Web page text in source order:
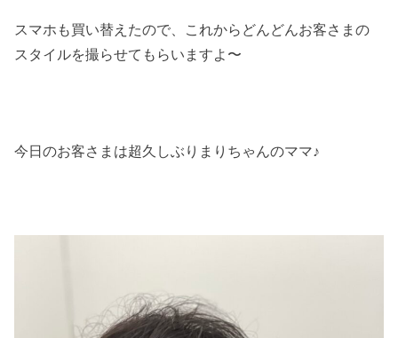
スマホも買い替えたので、これからどんどんお客さまの
スタイルを撮らせてもらいますよ〜
今日のお客さまは超久しぶりまりちゃんのママ♪